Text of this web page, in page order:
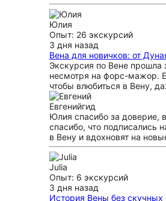
Юлия
Опыт: 26 экскурсий
3 дня назад
Вена для новичков: от
Экскурсия по Вене
несмотря на форс-мажор.
чтобы влюбиться в Вену,
Евгенийгид
Юлия спасибо за доверие,
спасибо, что подписались
в Вену и вдохновят на
Julia
Опыт: 6 экскурсий
3 дня назад
История Вены без скучных